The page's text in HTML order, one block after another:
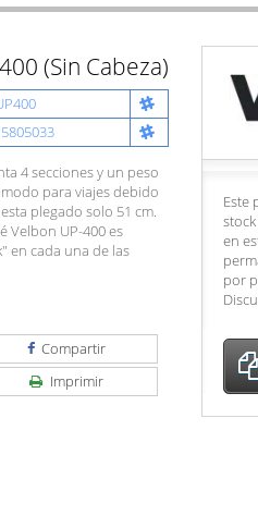
(Sin Cabeza)
4 secciones y un peso
para viajes debido
plegado solo 51 cm.
Velbon UP-400 es
en cada una de las
Compartir
Imprimir
Este
en
por